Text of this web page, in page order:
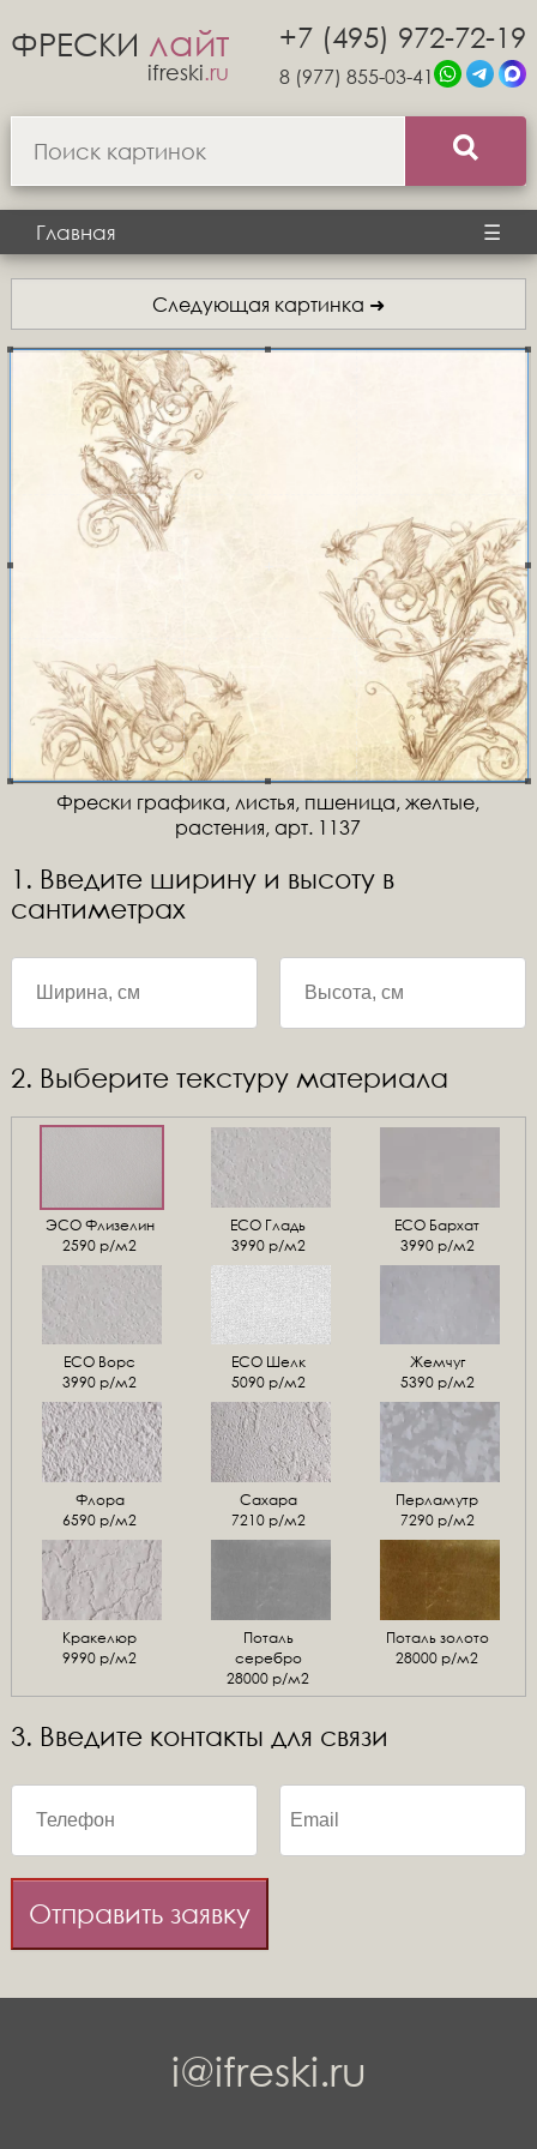
ФРЕСКИ лайт
ifreski.ru
+7 (495) 972-72-19
8 (977) 855-03-41
Главная ☰
Следующая картинка ➜
Фрески графика, листья, пшеница, желтые,
растения, арт. 1137
1. Введите ширину и высоту в
сантиметрах
2. Выберите текстуру материала
ЭСО Флизелин
2590 р/м2
ЕСО Гладь
3990 р/м2
ECO Бархат
3990 р/м2
ЕСО Ворс
3990 р/м2
ЕСО Шелк
5090 р/м2
Жемчуг
5390 р/м2
Флора
6590 р/м2
Сахара
7210 р/м2
Перламутр
7290 р/м2
Кракелюр
9990 р/м2
Поталь
серебро
28000 р/м2
Поталь золото
28000 р/м2
3. Введите контакты для связи
Отправить заявку
i@ifreski.ru